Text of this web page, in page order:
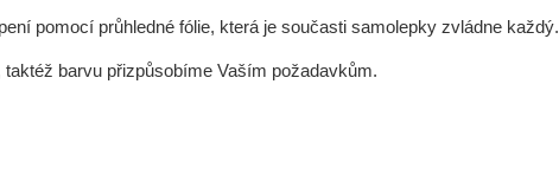
pomocí průhledné fólie, která je současti samolepky zvládne každý.
barvu přizpůsobíme Vaším požadavkům.